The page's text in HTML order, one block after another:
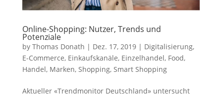
Online-Shopping: Nutzer, Trends und
Potenziale
by Thomas Donath | Dez. 17, 2019| Digitalisierung,
E-Commerce, Einkaufskanäle, Einzelhandel, Food,
Handel, Marken, Shopping, Smart Shopping
Aktueller «Trendmonitor Deutschland» untersucht